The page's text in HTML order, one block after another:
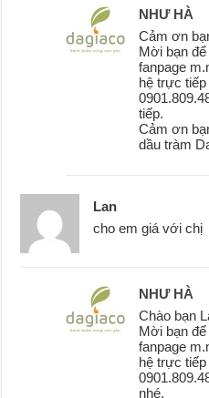
NHƯ HÀ
Cảm ơn
Mời bạn
fanpage
hệ trực
tiếp.
Cảm ơn
dầu tràm
Lan
cho em giá với chị
NHƯ HÀ
Chào bạn
Mời bạn
fanpage
hệ trực
nhé.